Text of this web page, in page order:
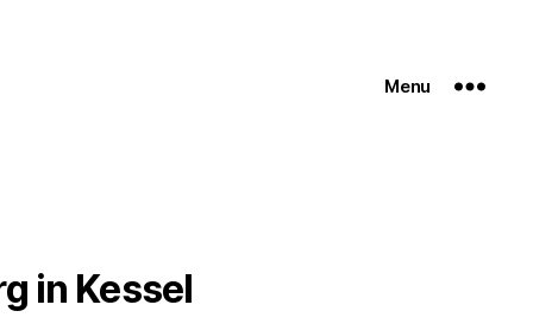
Menu
in Kessel